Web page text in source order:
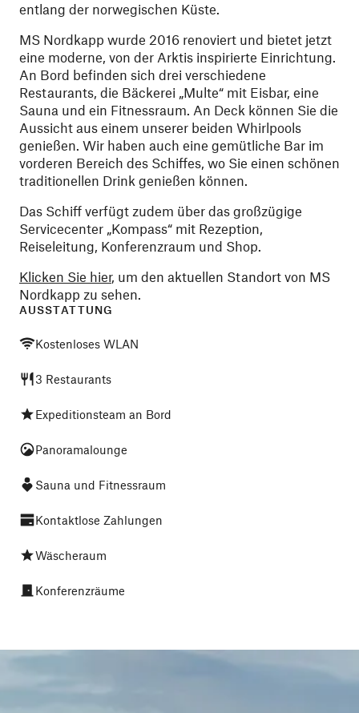
entlang der norwegischen Küste.
MS Nordkapp wurde 2016 renoviert und bietet jetzt
eine moderne, von der Arktis inspirierte Einrichtung.
An Bord befinden sich drei verschiedene
Restaurants, die Bäckerei „Multe“ mit Eisbar, eine
Sauna und ein Fitnessraum. An Deck können Sie die
Aussicht aus einem unserer beiden Whirlpools
genießen. Wir haben auch eine gemütliche Bar im
vorderen Bereich des Schiffes, wo Sie einen schönen
traditionellen Drink genießen können.
Das Schiff verfügt zudem über das großzügige
Servicecenter „Kompass“ mit Rezeption,
Reiseleitung, Konferenzraum und Shop.
Klicken Sie hier, um den aktuellen Standort von MS
Nordkapp zu sehen.
AUSSTATTUNG
Kostenloses WLAN
3 Restaurants
Expeditionsteam an Bord
Panoramalounge
Sauna und Fitnessraum
Kontaktlose Zahlungen
Wäscheraum
Konferenzräume